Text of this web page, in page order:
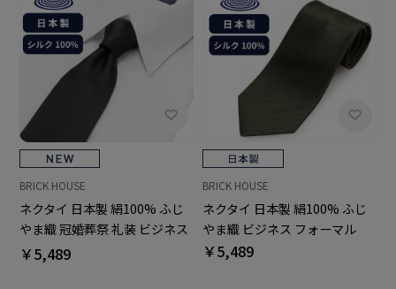
BRICK HOUSE
ネクタイ 日本製 絹100% ふじ
やま織 冠婚葬祭 礼装 ビジネス
フォーマル
￥5,489
BRICK HOUSE
ネクタイ 日本製 絹100% ふじ
やま織 ビジネス フォーマル
￥5,489